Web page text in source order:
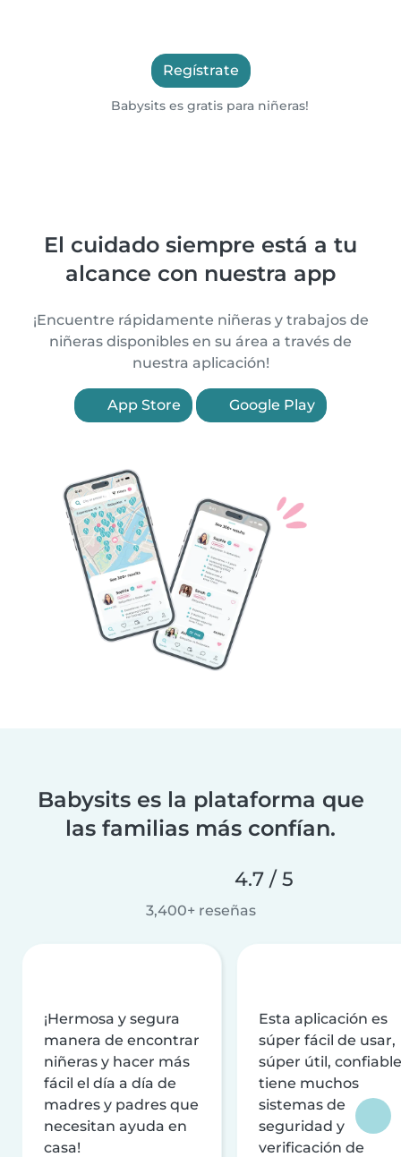
Regístrate
Babysits es gratis para niñeras!
El cuidado siempre está a tu
alcance con nuestra app
¡Encuentre rápidamente niñeras y trabajos de
niñeras disponibles en su área a través de
nuestra aplicación!
App Store Google Play
Babysits es la plataforma que
las familias más confían.
4.7 / 5
3,400+ reseñas
¡Hermosa y segura
manera de encontrar
niñeras y hacer más
fácil el día a día de
madres y padres que
necesitan ayuda en
casa!
Esta aplicación es
súper fácil de usar,
súper útil,
tiene muchos
sistemas de
seguridad y
verificación de